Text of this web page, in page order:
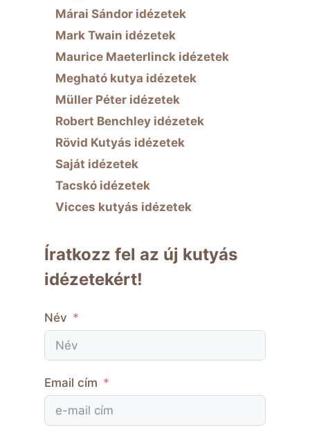
Márai Sándor idézetek
Mark Twain idézetek
Maurice Maeterlinck idézetek
Megható kutya idézetek
Müller Péter idézetek
Robert Benchley idézetek
Rövid Kutyás idézetek
Saját idézetek
Tacskó idézetek
Vicces kutyás idézetek
Íratkozz fel az új kutyás
idézetekért!
Név
Email cím